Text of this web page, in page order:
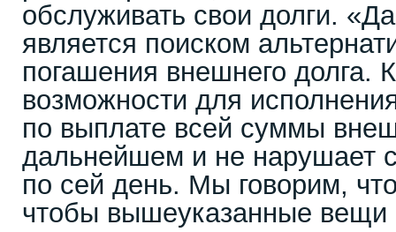
обслуживать свои долги.
является поиском
погашения внешнего долга.
возможности для
по выплате всей суммы
дальнейшем и не нарушает
по сей день. Мы говорим,
чтобы вышеуказанные вещи